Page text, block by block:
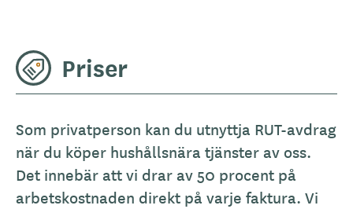
Priser
Som privatperson kan du utnyttja RUT-avdrag
när du köper hushållsnära tjänster av oss.
Det innebär att vi drar av 50 procent på
arbetskostnaden direkt på varje faktura. Vi